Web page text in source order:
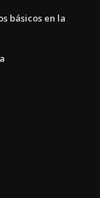
básicos en la